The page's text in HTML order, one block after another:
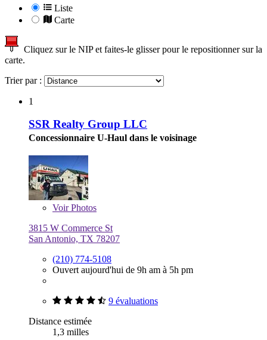
Liste
Carte
Cliquez sur le NIP et faites-le glisser pour le repositionner sur la
carte.
Trier par :
1
SSR Realty Group LLC
Concessionnaire U-Haul dans le voisinage
VoirPhotos
3815 W Commerce St
San Antonio, TX 78207
(210) 774-5108
Ouvert aujourd'hui de 9h am à 5h pm
9 évaluations
Distance estimée
1,3 milles